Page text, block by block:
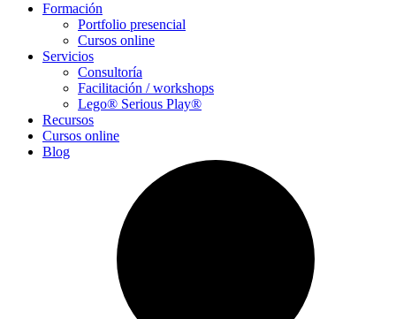
Formación
Portfolio presencial
Cursos online
Servicios
Consultoría
Facilitación / workshops
Lego® Serious Play®
Recursos
Cursos online
Blog